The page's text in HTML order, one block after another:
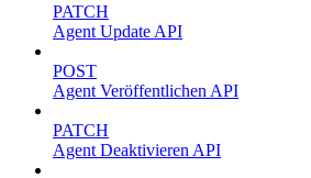
PATCH
Agent Update API
POST
Agent Veröffentlichen API
PATCH
Agent Deaktivieren API